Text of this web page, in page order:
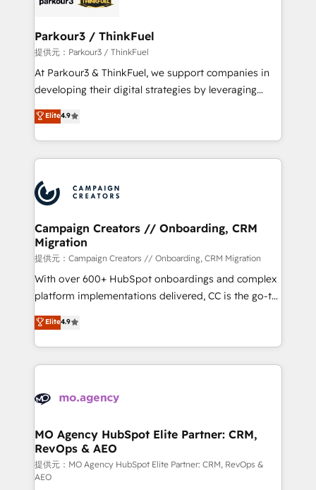
companies scale faster and smarter. 🔹 BOOMS:
Demand generation for all your buyers With BOOMS,
you invest in 100% of your buyers, accelerating your
growth and positioning yourself as an undisputed
transformation process A methodology designed to
implement HubSpot effectively and optimize your
record of business transformation, our growth-first
approach has helped brands dominate their
Parkour3 / ThinkFuel
提供元：Parkour3 / ThinkFuel
At Parkour3 & ThinkFuel, we support companies in
developing their digital strategies by leveraging
technologies and automating their marketing and
sales processes to generate growth. Our offer spans
from Strategy to Operations. We specialize in CRM
onboarding and implementation, web design, sales
extensive experience working with tech companies
and manufacturers since 2002, we are committed to
empowering our clients and developing their
autonomy. Get to grips with HubSpot through
guided implementation and seamless integration of
the CRM platform into your digital ecosystem. Would
you like support in deploying your inbound
to your needs and sales objectives. With 125+
certifications, we are part of the most certified
services are offered in both English & French.
Elite4.9
Campaign Creators // Onboarding, CRM
Migration
提供元：Campaign Creators // Onboarding, CRM Migration
With over 600+ HubSpot onboardings and complex
platform implementations delivered, CC is the go-to
Elite Solutions Partner for businesses ready to
migrate, replatform, and scale smarter. We specialize
in high-impact CRM and CMS migrations and
onboarding from platforms like Salesforce, NetSuite,
WordPress and legacy CRMs, turning fragmented
architectures that accelerate revenue operations and
performance. - Multi-object CRM migration, cleanup,
and implementation. - Pre-built and custom
integrations across your full tech stack. - Custom
Elite4.9
MO Agency HubSpot Elite Partner: CRM,
RevOps & AEO
提供元：MO Agency HubSpot Elite Partner: CRM, RevOps &
AEO